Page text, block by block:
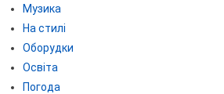
Музика
На стилі
Оборудки
Освіта
Погода